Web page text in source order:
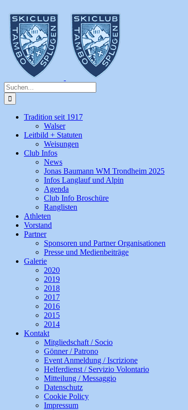
Suche
nach:
Tradition seit 1917
Walser
Leitbild + Statuten
Weisungen
Club Infos
News
Jonas Baumann WM Trondheim 2025
Infos Langlauf und Alpin
Agenda
Club Info Broschüre
Ranglisten
Athleten
Vorstand
Partner
Sponsoren und Partner Organisationen
Presse und Medienbeiträge
Galerie
2020
2019
2018
2017
2016
2015
2014
Kontakt
Mitgliedschaft / Socio
Gönner / Patrono
Event Anmeldung / Iscrizione
Helferdienst / Servizio Volontario
Mitteilung / Messaggio
Datenschutz
Cookie Policy
Impressum